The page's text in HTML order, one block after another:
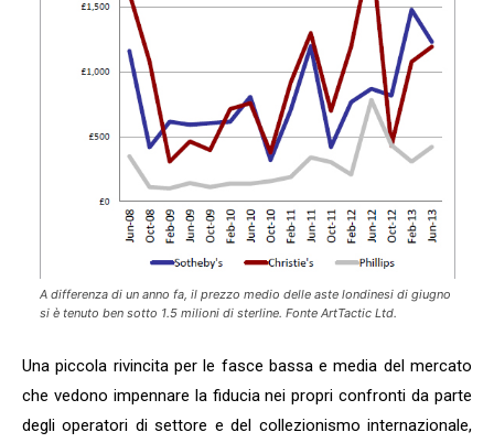
A differenza di un anno fa, il prezzo medio delle aste londinesi di giugno
si è tenuto ben sotto 1.5 milioni di sterline. Fonte ArtTactic Ltd.
Una piccola rivincita per le fasce bassa e media del mercato
che vedono impennare la fiducia nei propri confronti da parte
degli operatori di settore e del collezionismo internazionale,